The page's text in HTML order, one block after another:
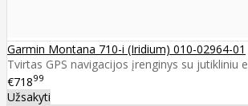
Garmin Montana 710-i (Iridium) 010-02964-01
Tvirtas GPS navigacijos įrenginys su jutikliniu
€71899
Užsakyti